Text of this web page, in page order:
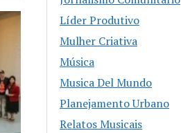
Líder Produtivo
Mulher Criativa
Música
Musica Del Mundo
Planejamento Urbano
Relatos Musicais